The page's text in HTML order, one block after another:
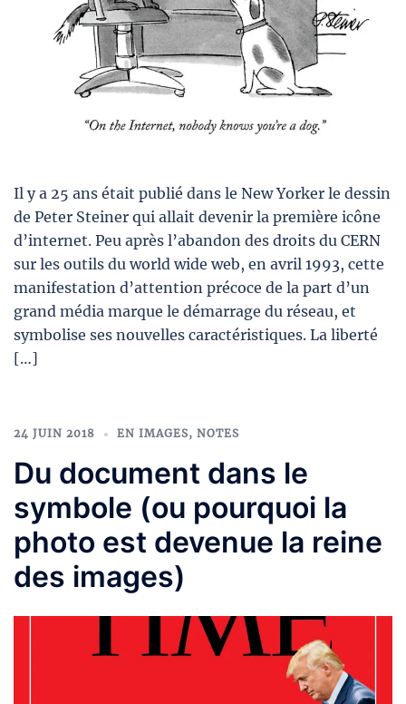
Il y a 25 ans était publié dans le New Yorker le dessin
de Peter Steiner qui allait devenir la première icône
d’internet. Peu après l’abandon des droits du CERN
sur les outils du world wide web, en avril 1993, cette
manifestation d’attention précoce de la part d’un
grand média marque le démarrage du réseau, et
symbolise ses nouvelles caractéristiques. La liberté
[…]
24 JUIN 2018 EN IMAGES, NOTES
Du document dans le
symbole (ou pourquoi la
photo est devenue la reine
des images)